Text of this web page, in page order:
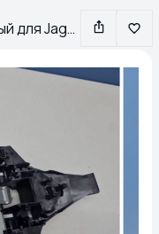
Кронштейн ручки двери левый для Jaguar F-PACE X761 2016- оригинал. номер: C2Z31750